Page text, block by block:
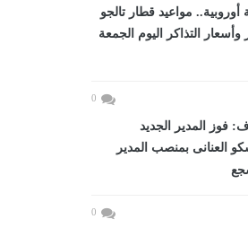
أوروبية.. مواعيد قطار تالجو
وأسعار التذاكر اليوم الجمعة
0
فوز المدير الجديد
العنانى بمنصب المدير
0